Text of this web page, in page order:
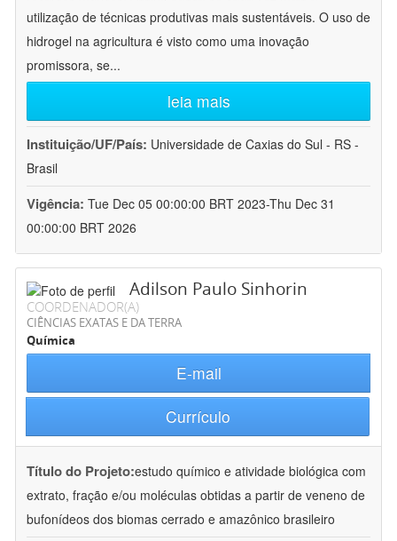
utilização de técnicas produtivas mais sustentáveis. O uso de
hidrogel na agricultura é visto como uma inovação
promissora, se...
leia mais
Instituição/UF/País: Universidade de Caxias do Sul - RS -
Brasil
Vigência: Tue Dec 05 00:00:00 BRT 2023-Thu Dec 31
00:00:00 BRT 2026
Adilson Paulo Sinhorin
COORDENADOR(A)
CIÊNCIAS EXATAS E DA TERRA
Química
E-mail
Currículo
Título do Projeto:estudo químico e atividade biológica com
extrato, fração e/ou moléculas obtidas a partir de veneno de
bufonídeos dos biomas cerrado e amazônico brasileiro